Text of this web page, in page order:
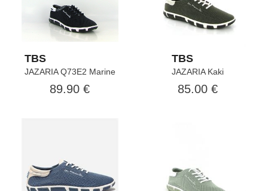
TBS
JAZARIA Q73E2 Marine
89.90 €
TBS
JAZARIA Kaki
85.00 €